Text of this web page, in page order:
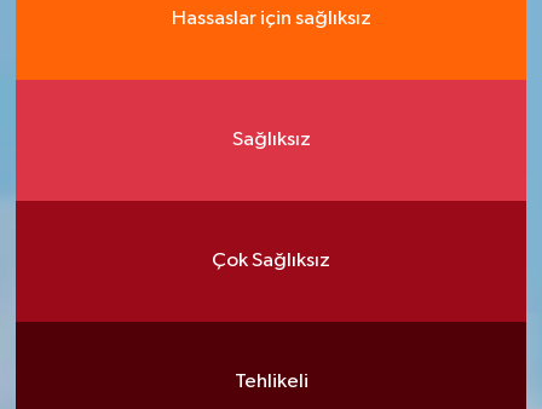
Hassaslar için sağlıksız
Sağlıksız
Çok Sağlıksız
Tehlikeli